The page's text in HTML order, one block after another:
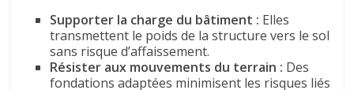
Supporter la charge du bâtiment : Elles
transmettent le poids de la structure vers le sol
sans risque d’affaissement.
Résister aux mouvements du terrain : Des
fondations adaptées minimisent les risques liés